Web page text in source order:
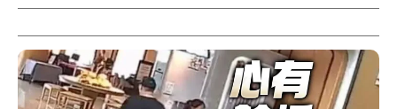
席賴清德今（8日）表示，無論是日前矢板明夫，還是之
前在台港人遭受攻擊事件，製造恐懼、迫使他人噤聲，
進而壓制不同意見的行徑。這些事件，更讓我們看見民
主台灣與共產中國，在制度與價值上的根本差異。